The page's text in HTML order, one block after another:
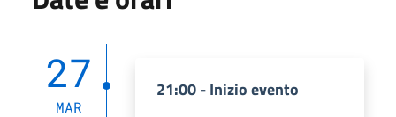
27
MAR
21:00 - Inizio evento